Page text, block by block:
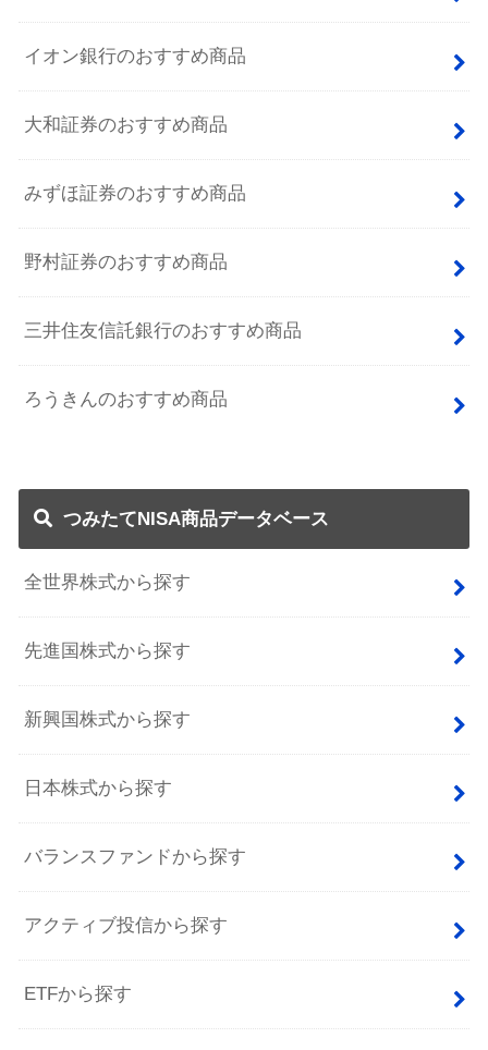
イオン銀行のおすすめ商品
大和証券のおすすめ商品
みずほ証券のおすすめ商品
野村証券のおすすめ商品
三井住友信託銀行のおすすめ商品
ろうきんのおすすめ商品
つみたてNISA商品データベース
全世界株式から探す
先進国株式から探す
新興国株式から探す
日本株式から探す
バランスファンドから探す
アクティブ投信から探す
ETFから探す